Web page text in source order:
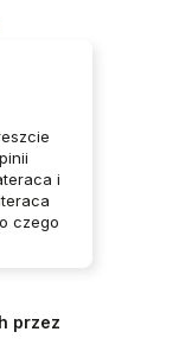
i
czego
przez